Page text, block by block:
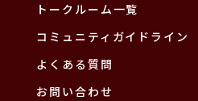
トークルーム一覧
コミュニティガイドライン
よくある質問
お問い合わせ